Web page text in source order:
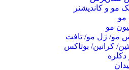
مو و کاندیشنر
مو
مو
مو/ ژل مو/ تافت
کراتین/ بوتاکس
دکلره